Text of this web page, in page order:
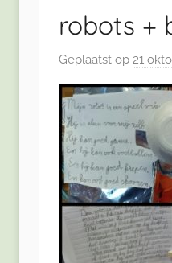
robots +
Geplaatst op 21